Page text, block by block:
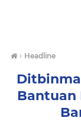
› Headline
Bantuan